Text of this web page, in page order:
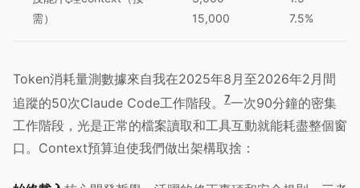
需）
15,000
7.5%
Token消耗量測數據來自我在2025年8月至2026年2月間
追蹤的50次Claude Code工作階段。
7一次90分鐘的密集
工作階段，光是正常的檔案讀取和工具互動就能耗盡整個窗
口。Context預算迫使我們做出架構取捨：